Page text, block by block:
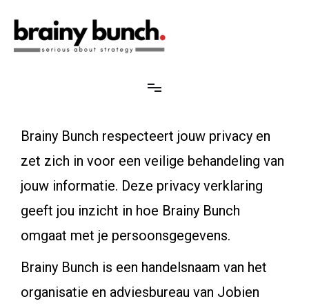
Brainy Bunch respecteert jouw privacy en
zet zich in voor een veilige behandeling van
jouw informatie. Deze privacy verklaring
geeft jou inzicht in hoe Brainy Bunch
omgaat met je persoonsgegevens.
Brainy Bunch is een handelsnaam van het
organisatie en adviesbureau van Jobien